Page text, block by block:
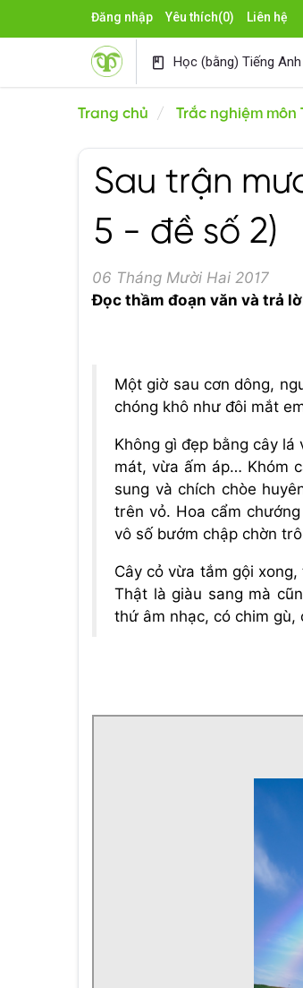
Đăng nhập Yêu thích(0) Liên hệ
book Học (bằng) Tiếng Anh
Trang chủ Trắc nghiệm môn
Sau trận
5 - đề số 2)
06 Tháng Mười Hai 2017
Đọc thầm đoạn văn và trả
Một giờ sau cơn dông,
chóng khô như đôi mắt
Không gì đẹp bằng cây
mát, vừa ấm áp… Khóm
sung và chích chòe
trên vỏ. Hoa cẩm
vô số bướm chập chờn
Cây cỏ vừa tắm gội
Thật là giàu sang mà
thứ âm nhạc, có chim gù,